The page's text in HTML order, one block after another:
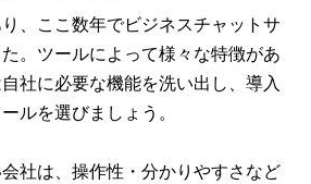
、ここ数年でビジネスチャットサ
。ツールによって様々な特徴があ
社に必要な機能を洗い出し、導入
ルを選びましょう。
社は、操作性・分かりやすさなど